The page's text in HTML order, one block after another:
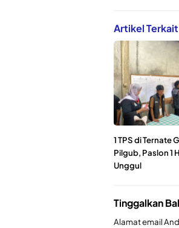
Artikel Terkait
1 TPS di Ternate
Pilgub, Paslon 1
Unggul
Tinggalkan
Alamat email